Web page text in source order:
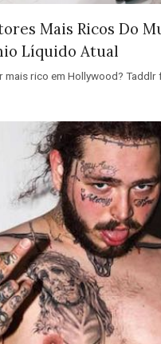
Mais Ricos Do
Líquido Atual
mais rico em Hollywood? Taddlr